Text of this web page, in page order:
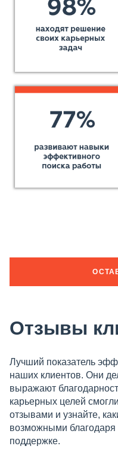
Отзывы
Лучший показатель
наших клиентов. Они
выражают
карьерных целей
отзывами и узнайте,
возможными
поддержке.